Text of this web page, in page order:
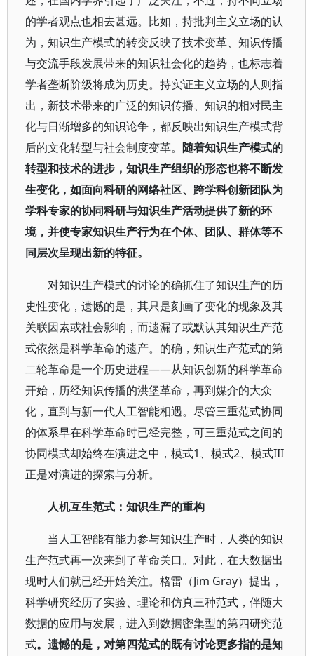
的学者观点也相去甚远。比如，持批判主义立场的认
为，知识生产模式的转变反映了技术变革、知识传播
与交流手段发展带来的知识社会化的趋势，也标志着
学者垄断阶级将成为历史。持实证主义立场的人则指
出，新技术带来的广泛的知识传播、知识的相对民主
化与日渐增多的知识论争，都反映出知识生产模式背
后的文化转型与社会制度变革。 随着知识生产模式的
转型和技术的进步，知识生产组织的形态也将不断发
生变化，如面向科研的网络社区、跨学科创新团队为
学科专家的协同科研与知识生产活动提供了新的环
境，并使专家知识生产行为在个体、团队、群体等不
同层次呈现出新的特征。
对知识生产模式的讨论的确抓住了知识生产的历
史性变化，遗憾的是，其只是刻画了变化的现象及其
关联因素或社会影响，而遗漏了或默认其知识生产范
式依然是科学革命的遗产。的确，知识生产范式的第
二轮革命是一个历史进程——从知识创新的科学革命
开始，历经知识传播的洪堡革命，再到媒介的大众
化，直到与新一代人工智能相遇。尽管三重范式协同
的体系早在科学革命时已经完整，可三重范式之间的
协同模式却始终在演进之中，模式1、模式2、模式III
正是对演进的探索与分析。
人机互生范式：知识生产的重构
当人工智能有能力参与知识生产时，人类的知识
生产范式再一次来到了革命关口。对此，在大数据出
现时人们就已经开始关注。格雷（Jim Gray）提出，
科学研究经历了实验、理论和仿真三种范式，伴随大
数据的应用与发展，进入到数据密集型的第四研究范
式。遗憾的是，对第四范式的既有讨论更多指的是知